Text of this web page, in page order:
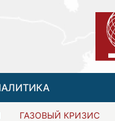
ГАЗОВЫЙ КРИЗИС